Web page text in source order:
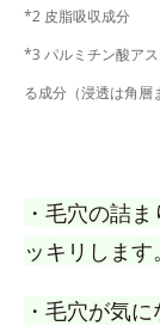
*2 皮脂吸収成分
*3 パルミチン酸ア
る成分（浸透は角層
・毛穴の詰
ッキリします
・毛穴が気